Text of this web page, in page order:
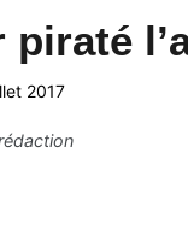
2017